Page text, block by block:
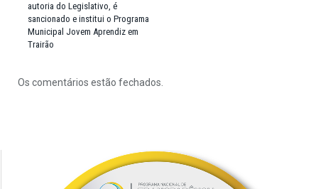
autoria do Legislativo, é
sancionado e institui o Programa
Municipal Jovem Aprendiz em
Trairão
Os comentários estão fechados.